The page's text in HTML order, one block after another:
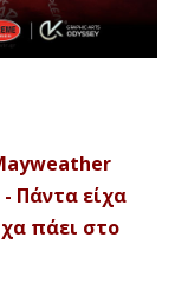
Πάντα είχα
πάει στο